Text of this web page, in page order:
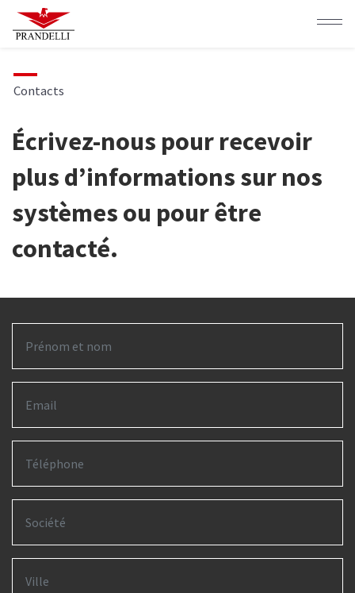
Contacts
Écrivez-nous pour recevoir
plus d’informations sur nos
systèmes ou pour être
contacté.